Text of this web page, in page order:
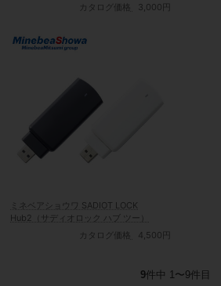
カタログ価格
3,000円
ミネベアショウワ SADIOT LOCK
Hub2（サディオロック ハブ ツー）
カタログ価格
4,500円
9件中 1〜9件目